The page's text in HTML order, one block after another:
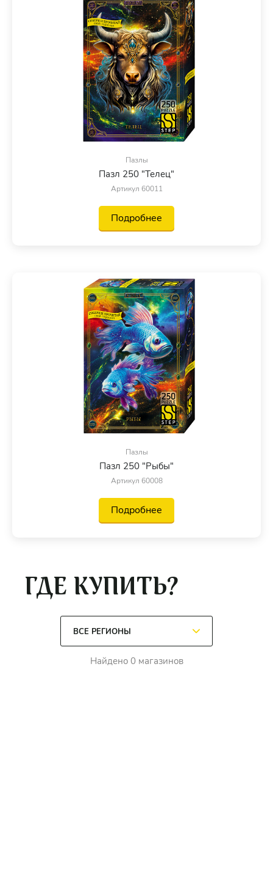
Пазлы
Пазл 250 "Телец"
Артикул 60011
Подробнее
Пазлы
Пазл 250 "Рыбы"
Артикул 60008
Подробнее
ГДЕ КУПИТЬ?
Найдено 0 магазинов